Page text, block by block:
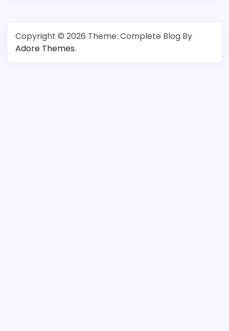
Copyright © 2026 Theme: Complete Blog By
Adore Themes.